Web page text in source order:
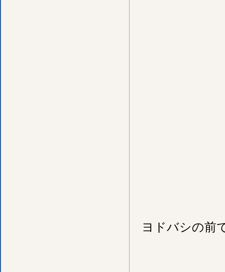
ヨドバシの前